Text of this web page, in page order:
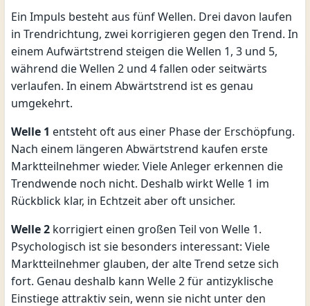
Ein Impuls besteht aus fünf Wellen. Drei davon laufen
in Trendrichtung, zwei korrigieren gegen den Trend. In
einem Aufwärtstrend steigen die Wellen 1, 3 und 5,
während die Wellen 2 und 4 fallen oder seitwärts
verlaufen. In einem Abwärtstrend ist es genau
umgekehrt.
Welle 1 entsteht oft aus einer Phase der Erschöpfung.
Nach einem längeren Abwärtstrend kaufen erste
Marktteilnehmer wieder. Viele Anleger erkennen die
Trendwende noch nicht. Deshalb wirkt Welle 1 im
Rückblick klar, in Echtzeit aber oft unsicher.
Welle 2korrigiert einen großen Teil von Welle 1.
Psychologisch ist sie besonders interessant: Viele
Marktteilnehmer glauben, der alte Trend setze sich
fort. Genau deshalb kann Welle 2 für antizyklische
Einstiege attraktiv sein, wenn sie nicht unter den